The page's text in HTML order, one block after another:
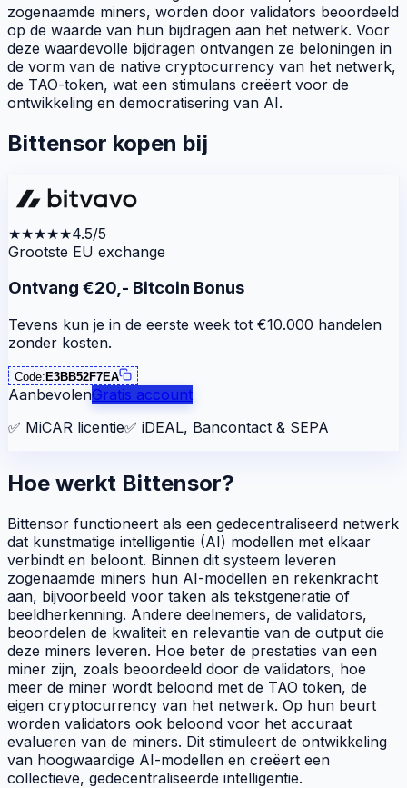
zogenaamde miners, worden door validators beoordeeld
op de waarde van hun bijdragen aan het netwerk. Voor
deze waardevolle bijdragen ontvangen ze beloningen in
de vorm van de native cryptocurrency van het netwerk,
de TAO-token, wat een stimulans creëert voor de
ontwikkeling en democratisering van AI.
Bittensor kopen bij
★★★★★4.5/5
Grootste EU exchange
Ontvang €20,- Bitcoin Bonus
Tevens kun je in de eerste week tot €10.000 handelen
zonder kosten.
Code: E3BB52F7EA
AanbevolenGratis account
✅ MiCAR licentie✅ iDEAL, Bancontact & SEPA
Hoe werkt Bittensor?
Bittensor functioneert als een gedecentraliseerd netwerk
dat kunstmatige intelligentie (AI) modellen met elkaar
verbindt en beloont. Binnen dit systeem leveren
zogenaamde miners hun AI-modellen en rekenkracht
aan, bijvoorbeeld voor taken als tekstgeneratie of
beeldherkenning. Andere deelnemers, de validators,
beoordelen de kwaliteit en relevantie van de output die
deze miners leveren. Hoe beter de prestaties van een
miner zijn, zoals beoordeeld door de validators, hoe
meer de miner wordt beloond met de TAO token, de
eigen cryptocurrency van het netwerk. Op hun beurt
worden validators ook beloond voor het accuraat
evalueren van de miners. Dit stimuleert de ontwikkeling
van hoogwaardige AI-modellen en creëert een
collectieve, gedecentraliseerde intelligentie.